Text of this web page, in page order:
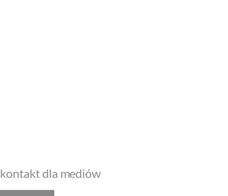
kontakt dla mediów